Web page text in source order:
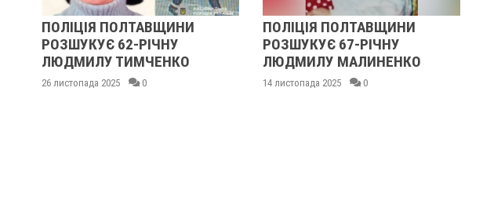
ПОЛІЦІЯ ПОЛТАВЩИНИ
РОЗШУКУЄ 62-РІЧНУ
ЛЮДМИЛУ ТИМЧЕНКО
26 листопада 2025 0
ПОЛІЦІЯ ПОЛТАВЩИНИ
РОЗШУКУЄ 67-РІЧНУ
ЛЮДМИЛУ МАЛИНЕНКО
14 листопада 2025 0